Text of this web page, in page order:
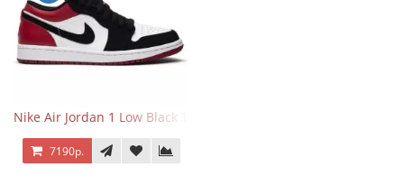
Nike Air Jordan 1 Low Black Toe
7190р.